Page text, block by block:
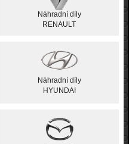
Náhradní díly
RENAULT
Náhradní díly
HYUNDAI